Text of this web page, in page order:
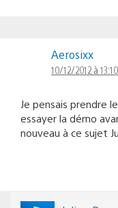
Aerosixx
10/12/2012 à 13:10
Je pensais prendre
essayer la démo
nouveau à ce sujet